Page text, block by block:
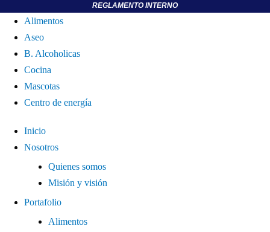
REGLAMENTO INTERNO
Alimentos
Aseo
B. Alcoholicas
Cocina
Mascotas
Centro de energía
Inicio
Nosotros
Quienes somos
Misión y visión
Portafolio
Alimentos